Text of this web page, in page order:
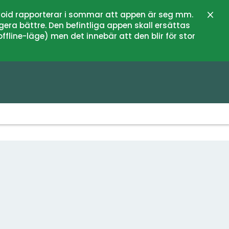
rapporterar i sommar att appen är seg mm.
bättre. Den befintliga appen skall ersättas
läge) men det innebär att den blir för stor